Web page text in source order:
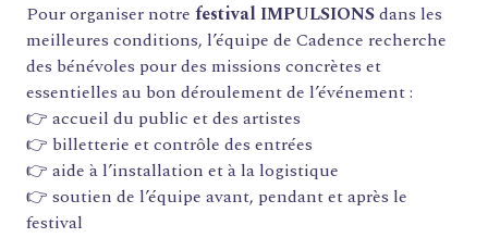
Pour organiser notre festival IMPULSIONSdans les
meilleures conditions, l’équipe de Cadence recherche
des bénévoles pour des missions concrètes et
essentielles au bon déroulement de l’événement :
👉 accueil du public et des artistes
👉 billetterie et contrôle des entrées
👉 aide à l’installation et à la logistique
👉 soutien de l’équipe avant, pendant et après le
festival